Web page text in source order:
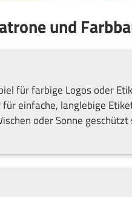
und
für farbige Logos oder
einfache, langlebige
oder Sonne geschützt